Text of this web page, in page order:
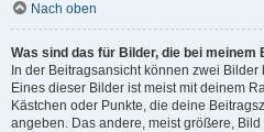
Nach oben
Was sind das für Bilder, die bei
In der Beitragsansicht können zwei
Eines dieser Bilder ist meist mit deinem
Kästchen oder Punkte, die deine
angeben. Das andere, meist größere,